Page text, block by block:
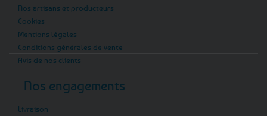
Nos artisans et producteurs
Cookies
Mentions légales
Conditions générales de vente
Avis de nos clients
Nos engagements
Livraison